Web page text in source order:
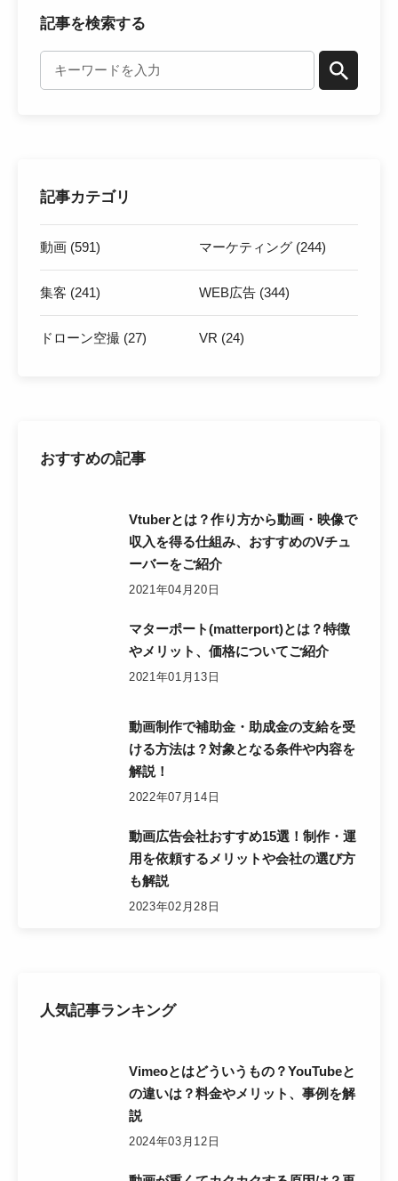
記事を検索する
記事カテゴリ
動画 (591) マーケティング (244)
集客 (241) WEB広告 (344)
ドローン空撮 (27) VR (24)
おすすめの記事
Vtuberとは？作り方から動画・映像で
収入を得る仕組み、おすすめのVチュ
ーバーをご紹介
2021年04月20日
マターポート(matterport)とは？特徴
やメリット、価格についてご紹介
2021年01月13日
動画制作で補助金・助成金の支給を受
ける方法は？対象となる条件や内容を
解説！
2022年07月14日
動画広告会社おすすめ15選！制作・運
用を依頼するメリットや会社の選び方
も解説
2023年02月28日
人気記事ランキング
Vimeoとはどういうもの？YouTubeと
の違いは？料金やメリット、事例を解
説
2024年03月12日